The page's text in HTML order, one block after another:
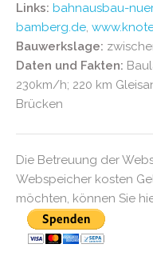
Links: bahnausbau-
bamberg.de,
Bauwerkslage:
Daten und Fakten:
230km/h; 220 km
Brücken
Die Betreuung der
Webspeicher kosten
möchten, können Sie